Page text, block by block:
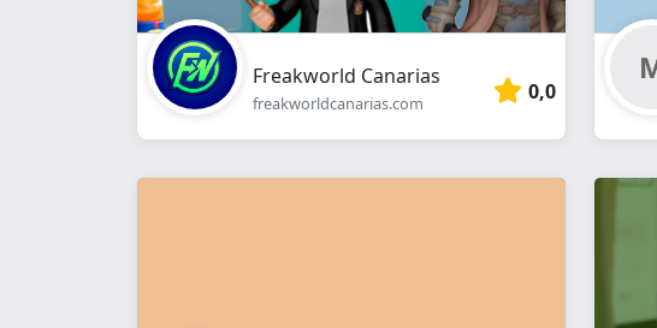
Freakworld Canarias
freakworldcanarias.com 0,0